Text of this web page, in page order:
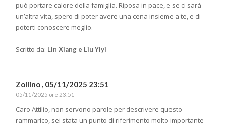
può portare calore della famiglia. Riposa in pace, e se ci sarà
un’altra vita, spero di poter avere una cena insieme a te, e di
poterti conoscere meglio.
Scritto da: Lin Xiang e Liu Yiyi
Zollino , 05/11/2025 23:51
05/11/2025 ore 23:51
Caro Attilio, non servono parole per descrivere questo
rammarico, sei stata un punto di riferimento molto importante